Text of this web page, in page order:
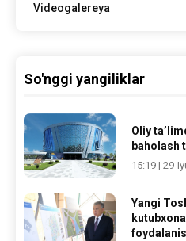
Videogalereya
So'nggi yangiliklar
Oliy
baholash
15:19 | 29-
Yangi